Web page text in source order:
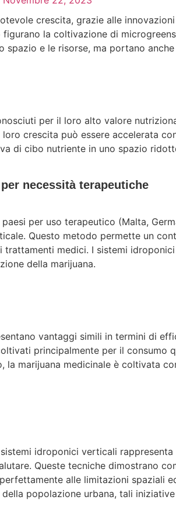
crescita, grazie alle
la coltivazione di
e le risorse, ma portano
per il loro alto valore
crescita può essere accelerata
di cibo nutriente in uno spazio
necessità terapeutiche
per uso terapeutico (Malta,
Questo metodo permette un
medici. I sistemi
della marijuana.
vantaggi simili in termini di
principalmente per il consumo
la marijuana medicinale è coltivata
idroponici verticali
Queste tecniche dimostrano
alle limitazioni spaziali
popolazione urbana, tali